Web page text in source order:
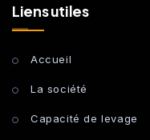
Liens utiles
Accueil
La société
Capacité de levage